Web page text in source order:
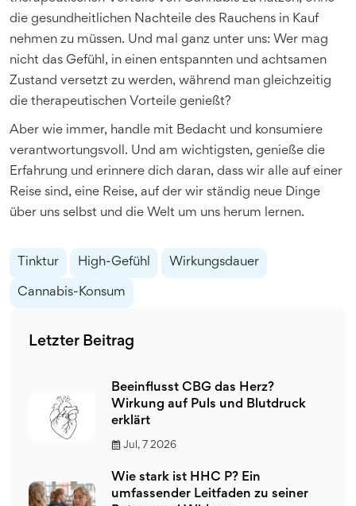
die gesundheitlichen Nachteile des Rauchens in Kauf
nehmen zu müssen. Und mal ganz unter uns: Wer mag
nicht das Gefühl, in einen entspannten und achtsamen
Zustand versetzt zu werden, während man gleichzeitig
die therapeutischen Vorteile genießt?
Aber wie immer, handle mit Bedacht und konsumiere
verantwortungsvoll. Und am wichtigsten, genieße die
Erfahrung und erinnere dich daran, dass wir alle auf einer
Reise sind, eine Reise, auf der wir ständig neue Dinge
über uns selbst und die Welt um uns herum lernen.
Tinktur High-Gefühl Wirkungsdauer
Cannabis-Konsum
Letzter Beitrag
Beeinflusst CBG das Herz?
Wirkung auf Puls und Blutdruck
erklärt
Jul, 7 2026
Wie stark ist HHC P? Ein
umfassender Leitfaden zu seiner